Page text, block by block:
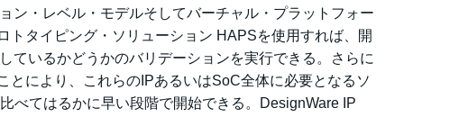
ン・レベル・モデルそしてバーチャル・プラットフォー
トタイピング・ソリューション HAPSを使用すれば、開
ているかどうかのバリデーションを実行できる。さらに
により、これらのIPあるいはSoC全体に必要となるソ
べてはるかに早い段階で開始できる。DesignWare IP